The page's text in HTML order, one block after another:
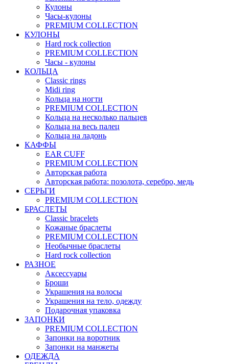
Кулоны
Часы-кулоны
PREMIUM COLLECTION
КУЛОНЫ
Hard rock collection
PREMIUM COLLECTION
Часы - кулоны
КОЛЬЦА
Classic rings
Midi ring
Кольца на ногти
PREMIUM COLLECTION
Кольца на несколько пальцев
Кольца на весь палец
Кольца на ладонь
КАФФЫ
EAR CUFF
PREMIUM COLLECTION
Авторская работа
Авторская работа: позолота, серебро, медь
СЕРЬГИ
PREMIUM COLLECTION
БРАСЛЕТЫ
Classic bracelets
Кожаные браслеты
PREMIUM COLLECTION
Необычные браслеты
Hard rock collection
РАЗНОЕ
Аксессуары
Броши
Украшения на волосы
Украшения на тело, одежду
Подарочная упаковка
ЗАПОНКИ
PREMIUM COLLECTION
Запонки на воротник
Запонки на манжеты
ОДЕЖДА